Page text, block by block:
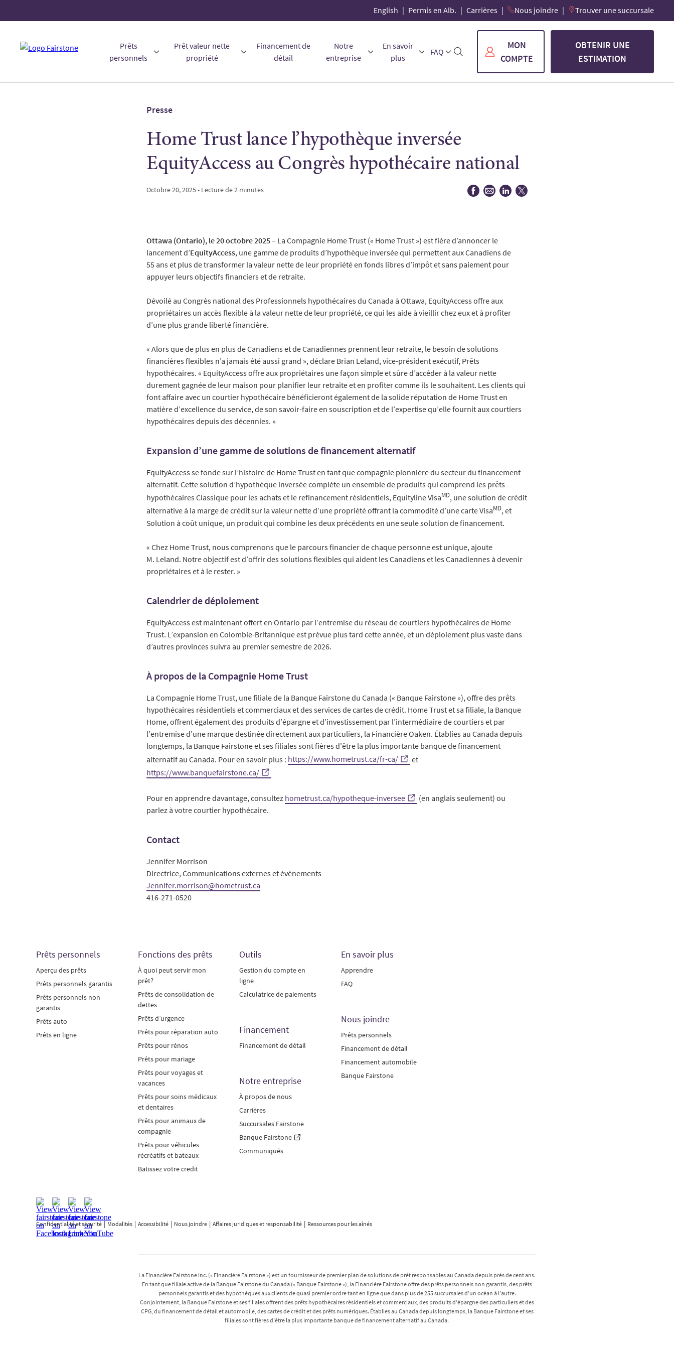
English Permis en Alb. Carrières Nous joindre Trouver une succursale
Prêts
personnels
Prêt valeur nette
propriété
Financement de
détail
Notre
entreprise
En savoir
plus
FAQ
MON
COMPTE
OBTENIR UNE
ESTIMATION
Presse
Home Trust lance l’hypothèque inversée
EquityAccess au Congrès hypothécaire national
Octobre 20, 2025 • Lecture de 2 minutes
Ottawa (Ontario), le 20 octobre 2025– La Compagnie Home Trust (« Home Trust ») est fière d’annoncer le
lancement d’EquityAccess, une gamme de produits d’hypothèque inversée qui permettent aux Canadiens de
55 ans et plus de transformer la valeur nette de leur propriété en fonds libres d’impôt et sans paiement pour
appuyer leurs objectifs financiers et de retraite.
Dévoilé au Congrès national des Professionnels hypothécaires du Canada à Ottawa, EquityAccess offre aux
propriétaires un accès flexible à la valeur nette de leur propriété, ce qui les aide à vieillir chez eux et à profiter
d’une plus grande liberté financière.
« Alors que de plus en plus de Canadiens et de Canadiennes prennent leur retraite, le besoin de solutions
financières flexibles n’a jamais été aussi grand », déclare Brian Leland, vice-président exécutif, Prêts
hypothécaires. « EquityAccess offre aux propriétaires une façon simple et sûre d’accéder à la valeur nette
durement gagnée de leur maison pour planifier leur retraite et en profiter comme ils le souhaitent. Les clients qui
font affaire avec un courtier hypothécaire bénéficieront également de la solide réputation de Home Trust en
matière d’excellence du service, de son savoir-faire en souscription et de l’expertise qu’elle fournit aux courtiers
hypothécaires depuis des décennies. »
Expansion d’une gamme de solutions de financement alternatif
EquityAccess se fonde sur l’histoire de Home Trust en tant que compagnie pionnière du secteur du financement
alternatif. Cette solution d’hypothèque inversée complète un ensemble de produits qui comprend les prêts
hypothécaires Classique pour les achats et le refinancement résidentiels, Equityline VisaMD, une solution de crédit
alternative à la marge de crédit sur la valeur nette d’une propriété offrant la commodité d’une carte VisaMD, et
Solution à coût unique, un produit qui combine les deux précédents en une seule solution de financement.
« Chez Home Trust, nous comprenons que le parcours financier de chaque personne est unique, ajoute
M. Leland. Notre objectif est d’offrir des solutions flexibles qui aident les Canadiens et les Canadiennes à devenir
propriétaires et à le rester. »
Calendrier de déploiement
EquityAccess est maintenant offert en Ontario par l’entremise du réseau de courtiers hypothécaires de Home
Trust. L’expansion en Colombie-Britannique est prévue plus tard cette année, et un déploiement plus vaste dans
d’autres provinces suivra au premier semestre de 2026.
À propos de la Compagnie Home Trust
La Compagnie Home Trust, une filiale de la Banque Fairstone du Canada (« Banque Fairstone »), offre des prêts
hypothécaires résidentiels et commerciaux et des services de cartes de crédit. Home Trust et sa filiale, la Banque
Home, offrent également des produits d’épargne et d’investissement par l’intermédiaire de courtiers et par
l’entremise d’une marque destinée directement aux particuliers, la Financière Oaken. Établies au Canada depuis
longtemps, la Banque Fairstone et ses filiales sont fières d’être la plus importante banque de financement
alternatif au Canada. Pour en savoir plus : https://www.hometrust.ca/fr-ca/
et
https://www.banquefairstone.ca/
Pour en apprendre davantage, consultez hometrust.ca/hypotheque-inversee
(en anglais seulement) ou
parlez à votre courtier hypothécaire.
Contact
Jennifer Morrison
Directrice, Communications externes et événements
Jennifer.morrison@hometrust.ca
416-271-0520
Prêts personnels
Aperçu des prêts
Prêts personnels garantis
Prêts personnels non
garantis
Prêts auto
Prêts en ligne
Fonctions des prêts
À quoi peut servir mon
prêt?
Prêts de consolidation de
dettes
Prêts d’urgence
Prêts pour réparation auto
Prêts pour rénos
Prêts pour mariage
Prêts pour voyages et
vacances
Prêts pour soins médicaux
et dentaires
Prêts pour animaux de
compagnie
Prêts pour véhicules
récréatifs et bateaux
Batissez votre credit
Outils
Gestion du compte en
ligne
Calculatrice de paiements
Financement
Financement de détail
Notre entreprise
À propos de nous
Carrières
Succursales Fairstone
Banque Fairstone
Communiqués
En savoir plus
Apprendre
FAQ
Nous joindre
Prêts personnels
Financement de détail
Financement automobile
Banque Fairstone
Confidentialité et sécurité Modalités Accessibilité Nous joindre Affaires juridiques et responsabilité Ressources pour les aînés
La Financière Fairstone Inc. (« Financière Fairstone ») est un fournisseur de premier plan de solutions de prêt responsables au Canada depuis près de cent ans.
En tant que filiale active de la Banque Fairstone du Canada (« Banque Fairstone »), la Financière Fairstone offre des prêts personnels non garantis, des prêts
personnels garantis et des hypothèques aux clients de quasi premier ordre tant en ligne que dans plus de 255 succursales d’un océan à l’autre.
Conjointement, la Banque Fairstone et ses filiales offrent des prêts hypothécaires résidentiels et commerciaux, des produits d’épargne des particuliers et des
CPG, du financement de détail et automobile, des cartes de crédit et des prêts numériques. Établies au Canada depuis longtemps, la Banque Fairstone et ses
filiales sont fières d’être la plus importante banque de financement alternatif au Canada.